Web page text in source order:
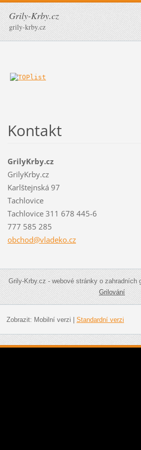
Grily-Krby.cz
grily-krby.cz
Kontakt
GrilyKrby.cz
GrilyKrby.cz
Karlštejnská 97
Tachlovice
Tachlovice 311 678 445-6
777 585 285
obchod@vladeko.cz
Grily-Krby.cz - webové stránky o zahradních
Grilování
Zobrazit: Mobilní verzi Standardní verzi